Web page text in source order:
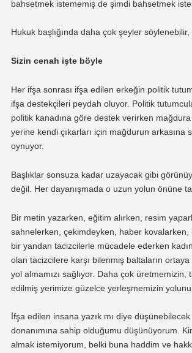
bahsetmek istememiş de şimdi bahsetmek
Hukuk başlığında daha çok şeyler
Sizin cenah işte böyle
Her ifşa sonrası ifşa edilen erkeğin politik
ifşa destekçileri peydah oluyor. Politik
politik kanadına göre destek verirken
yerine kendi çıkarları için mağdurun arkasına
oynuyor.
Başlıklar sonsuza kadar uzayacak gibi
değil. Her dayanışmada o uzun yolun önüne
Bir metin yazarken, eğitim alırken, resim
sahnelerken, çekimdeyken, haber
bir yandan tacizcilerle mücadele ederken
olan tacizcilere karşı bilenmiş baltaların ortaya
yol almamızı sağlıyor. Daha çok
edilmiş yerimize güzelce yerleşmemizin yolunu
İfşa edilen insana yazık mı diye
donanımına sahip olduğumu düşünüyorum.
almak istemiyorum, belki buna haddim ve